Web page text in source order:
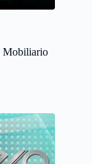
Mobiliario